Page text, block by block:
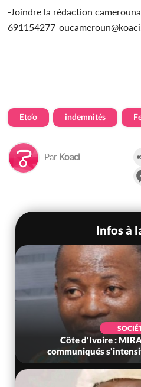
-Joindre la rédaction
691154277-
Eto’o indemnités
Par Koaci
Infos à
Côte d'Ivoire :
communiqués